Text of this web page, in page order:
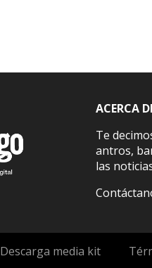
ACERCA
Te
antros,
las
Descarga media kit